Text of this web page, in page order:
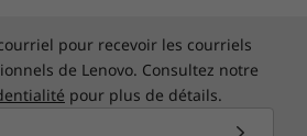
en-1 16 pouces enregistré
certifié ENERGY STAR®a un
pour recevoir les courriels
de Lenovo. Consultez notre
pour plus de détails.